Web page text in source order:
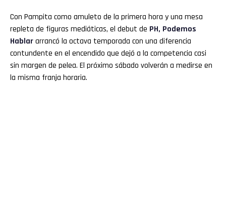
Con Pampita como amuleto de la primera hora y una mesa
repleta de figuras mediáticas, el debut de PH, Podemos
Hablararrancó la octava temporada con una diferencia
contundente en el encendido que dejó a la competencia casi
sin margen de pelea. El próximo sábado volverán a medirse en
la misma franja horaria.